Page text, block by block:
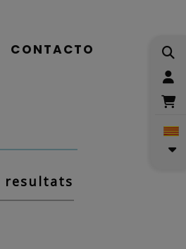
CONTACTO
resultats